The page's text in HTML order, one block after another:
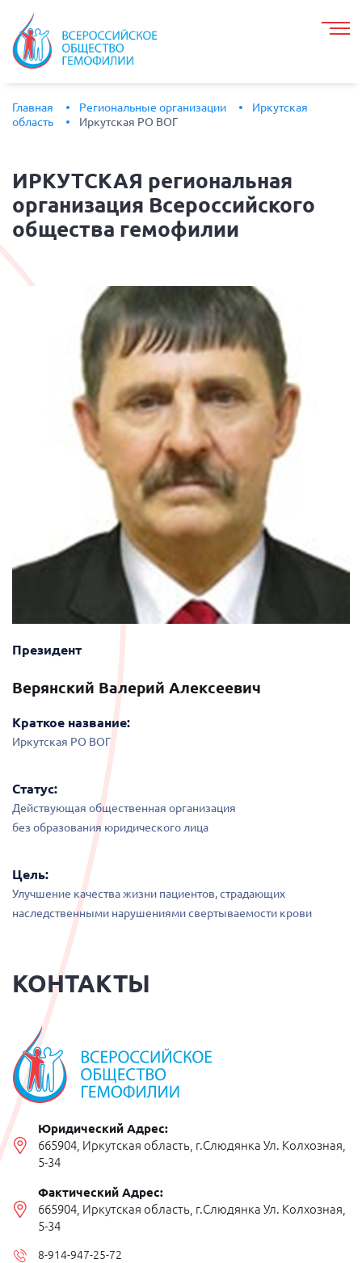
Главная Региональные организации
Иркутская
область
Иркутская РО ВОГ
ИРКУТСКАЯ региональная
организация Всероссийского
общества гемофилии
Краткое название:
Иркутская РО ВОГ
Статус:
Действующая общественная организация
без образования юридического лица
Цель:
Улучшение качества жизни пациентов, страдающих
наследственными нарушениями свертываемости крови
Президент
Верянский Валерий Алексеевич
КОНТАКТЫ
Юридический Адрес:
665904, Иркутская область, г.Слюдянка Ул. Колхозная,
5-34
Фактический Адрес:
665904, Иркутская область, г.Слюдянка Ул. Колхозная,
5-34
8-914-947-25-72